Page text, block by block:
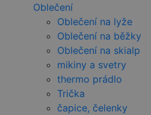
Oblečení
Oblečení na lyže
Oblečení na běžky
Oblečení na skialp
mikiny a svetry
thermo prádlo
Trička
čapice, čelenky